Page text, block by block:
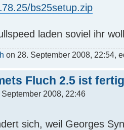
bs25setup.zip
laden soviel ihr
on 28. September 2008, 22:54,
Fluch 2.5 ist fertig
September 2008, 22:46
sich, weil Georges